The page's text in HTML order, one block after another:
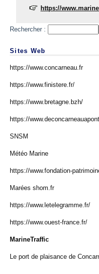
https://
Rechercher :
Sites Web
https://www.concarneau.fr
https://www.finistere.fr/
https://www.bretagne.bzh/
https://
SNSM
Météo Marine
https://www.fondation-
Marées shom.fr
https://www.letelegramme.fr/
https://www.ouest-france.fr/
MarineTraffic
Le port de plaisance de